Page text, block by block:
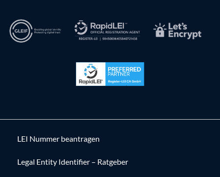
LEI Nummer beantragen
Legal Entity Identifier – Ratgeber